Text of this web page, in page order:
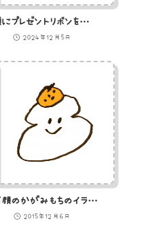
頭にプレゼントリボンを巻いたひよこ
2024年12月5日
笑顔のかがみもちのイラスト
2015年12月6日